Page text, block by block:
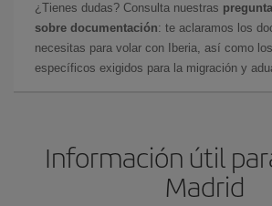
¿Tienes dudas? Consulta nuestras
sobre documentación: te aclaramos los
necesitas para volar con Iberia, así como
específicos exigidos para la migración y
Información útil
Madrid